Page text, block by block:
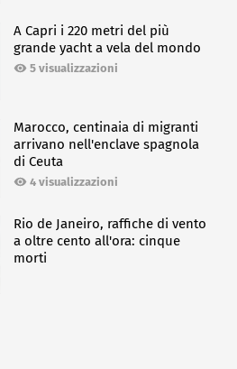
A Capri i 220 metri del più
grande yacht a vela del mondo
5 visualizzazioni
Marocco, centinaia di migranti
arrivano nell'enclave spagnola
di Ceuta
4 visualizzazioni
Rio de Janeiro, raffiche di vento
a oltre cento all'ora: cinque
morti